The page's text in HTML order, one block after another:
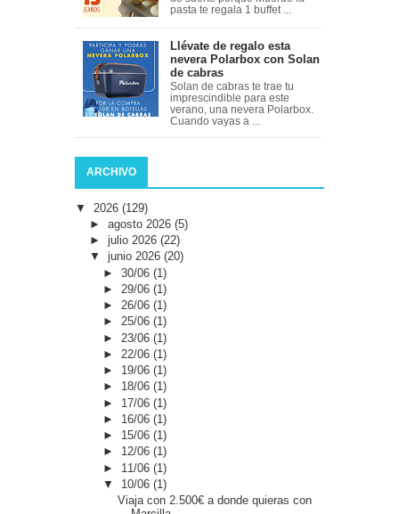
pasta te regala 1 buffet ...
Llévate de regalo esta
nevera Polarbox con Solan
de cabras
Solan de cabras te trae tu
imprescindible para este
verano, una nevera Polarbox.
Cuando vayas a ...
ARCHIVO
▼ 2026 (129)
► agosto 2026 (5)
► julio 2026 (22)
▼ junio 2026 (20)
►30/06(1)
► 29/06(1)
►26/06(1)
►25/06(1)
► 23/06(1)
► 22/06(1)
► 19/06(1)
► 18/06(1)
► 17/06(1)
► 16/06(1)
► 15/06(1)
► 12/06(1)
► 11/06(1)
▼ 10/06(1)
Viaja con 2.500€ a donde quieras con